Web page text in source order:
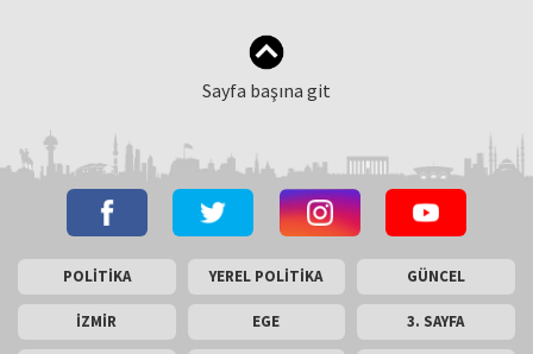
Sayfa başına git
POLİTİKA YEREL POLİTİKA GÜNCEL
İZMİR EGE 3. SAYFA